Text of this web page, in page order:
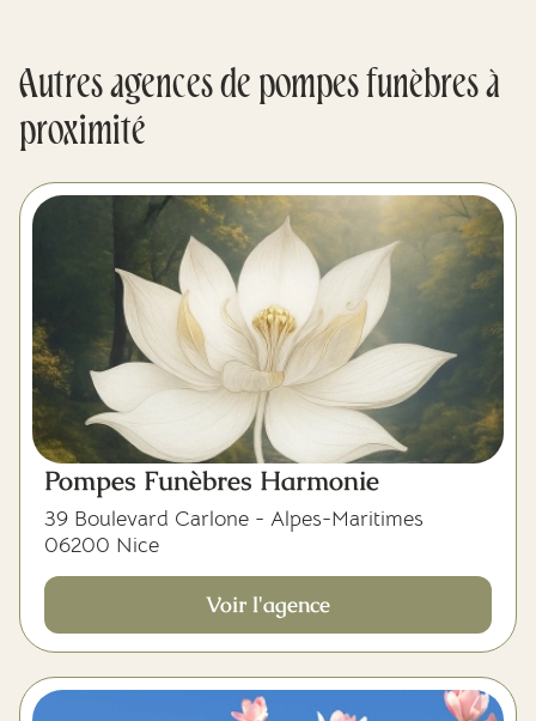
Autres agences de pompes funèbres à
proximité
Pompes Funèbres Harmonie
39 Boulevard Carlone - Alpes-Maritimes
06200 Nice
Voir l'agence